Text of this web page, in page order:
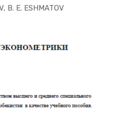
B. E. ESHMATOV